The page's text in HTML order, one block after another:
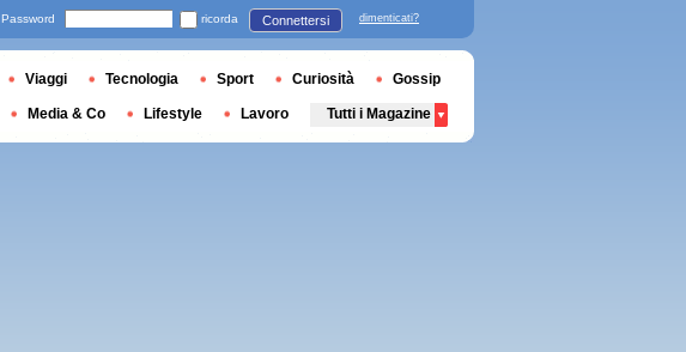
Password ricorda Connettersi dimenticati?
Viaggi Tecnologia Sport Curiosità Gossip
Media & Co Lifestyle Lavoro Tutti i Magazine